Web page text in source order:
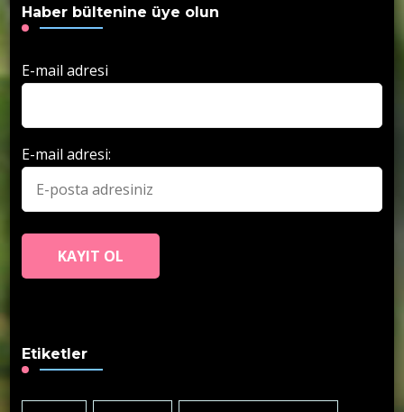
Haber bültenine üye olun
E-mail adresi
E-mail adresi:
Etiketler